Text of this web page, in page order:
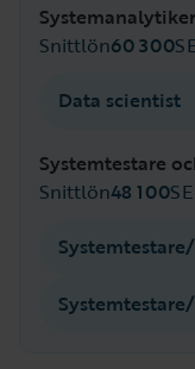
Snittlön60 300
Data scientist
Systemtestare
Snittlön48 100